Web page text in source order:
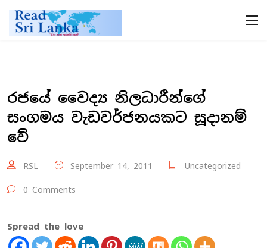
රජයේ වෛද්‍ය නිලධාරීන්ගේ
සංගමය වැඩවර්ජනයකට සූදානම්
වේ
RSL September 14, 2011 Uncategorized
0 Comments
Spread the love